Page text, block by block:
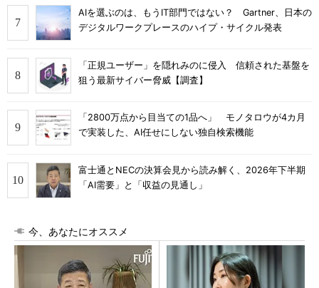
AIを選ぶのは、もうIT部門ではない？ Gartner、日本の
デジタルワークプレースのハイプ・サイクル発表
「正規ユーザー」を隠れみのに侵入 信頼された基盤を
狙う最新サイバー脅威【調査】
「2800万点から目当ての1品へ」 モノタロウが4カ月
で実装した、AI任せにしない独自検索機能
富士通とNECの決算会見から読み解く、2026年下半期
「AI需要」と「収益の見通し」
今、あなたにオススメ